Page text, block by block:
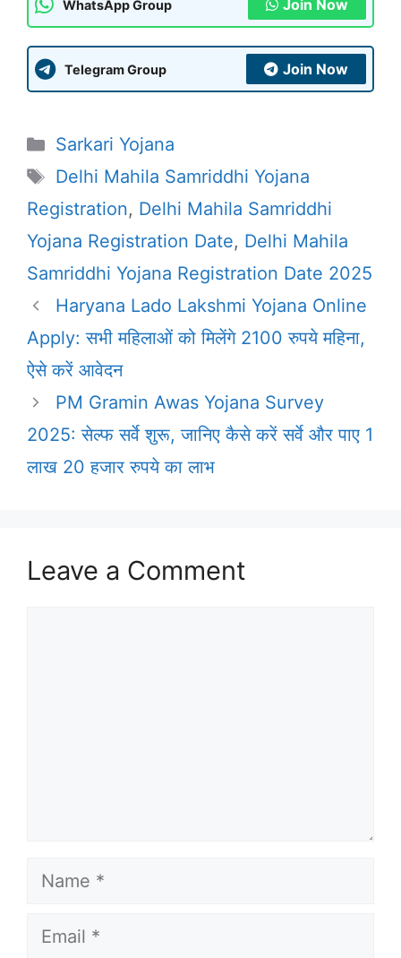
WhatsApp Group Join Now
Telegram Group Join Now
Categories
Sarkari Yojana
Tags
Delhi Mahila Samriddhi Yojana
Registration, Delhi Mahila Samriddhi
Yojana Registration Date, Delhi Mahila
Samriddhi Yojana Registration Date 2025
Haryana Lado Lakshmi Yojana Online
Apply: सभी महिलाओं को मिलेंगे 2100 रुपये महिना,
ऐसे करें आवेदन
PM Gramin Awas Yojana Survey
2025: सेल्फ सर्वे शुरू, जानिए कैसे करें सर्वे और पाए 1
लाख 20 हजार रुपये का लाभ
Leave a Comment
Name
Email